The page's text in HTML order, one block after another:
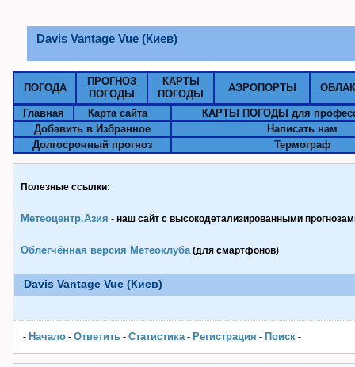
Davis Vantage Vue (Киев)
ПОГОДА
ПРОГНОЗ
ПОГОДЫ
КАРТЫ
ПОГОДЫ
АЭРОПОРТЫ
Главная Карта сайта
КАРТЫ ПОГОДЫ для
Добавить в Избранное
Написать нам
Долгосрочный прогноз
Термограф
Полезные ссылки:
Метеоцентр.Азия - наш сайт с высокодетализированными
Облегчённая версия Метеоклуба(для смартфонов)
Davis Vantage Vue (Киев)
- Начало - Ответить - Статистика- Pегистрация - Поиск -